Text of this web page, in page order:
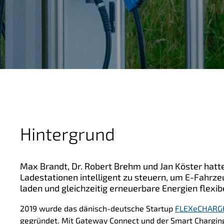
g
e
n
Hintergrund
Max Brandt, Dr. Robert Brehm und Jan Köster
Ladestationen intelligent zu steuern, um E-
laden und gleichzeitig erneuerbare Energien
2019 wurde das dänisch-deutsche Startup
gegründet. Mit Gateway Connect und der Smart